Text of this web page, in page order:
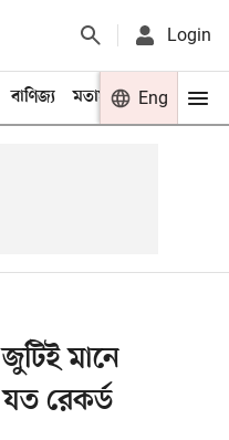
Login
বাণিজ্য মতামত খেলা
Eng
মানে
রেকর্ড